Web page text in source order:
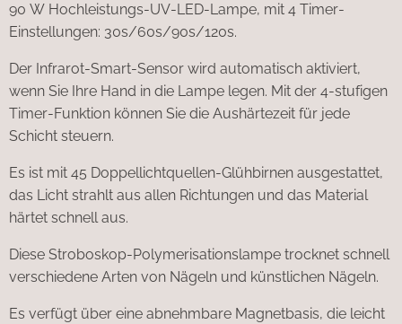
90 W Hochleistungs-UV-LED-Lampe, mit 4 Timer-
Einstellungen: 30s/60s/90s/120s.
Der Infrarot-Smart-Sensor wird automatisch aktiviert,
wenn Sie Ihre Hand in die Lampe legen. Mit der 4-stufigen
Timer-Funktion können Sie die Aushärtezeit für jede
Schicht steuern.
Es ist mit 45 Doppellichtquellen-Glühbirnen ausgestattet,
das Licht strahlt aus allen Richtungen und das Material
härtet schnell aus.
Diese Stroboskop-Polymerisationslampe trocknet schnell
verschiedene Arten von Nägeln und künstlichen Nägeln.
Es verfügt über eine abnehmbare Magnetbasis, die leicht